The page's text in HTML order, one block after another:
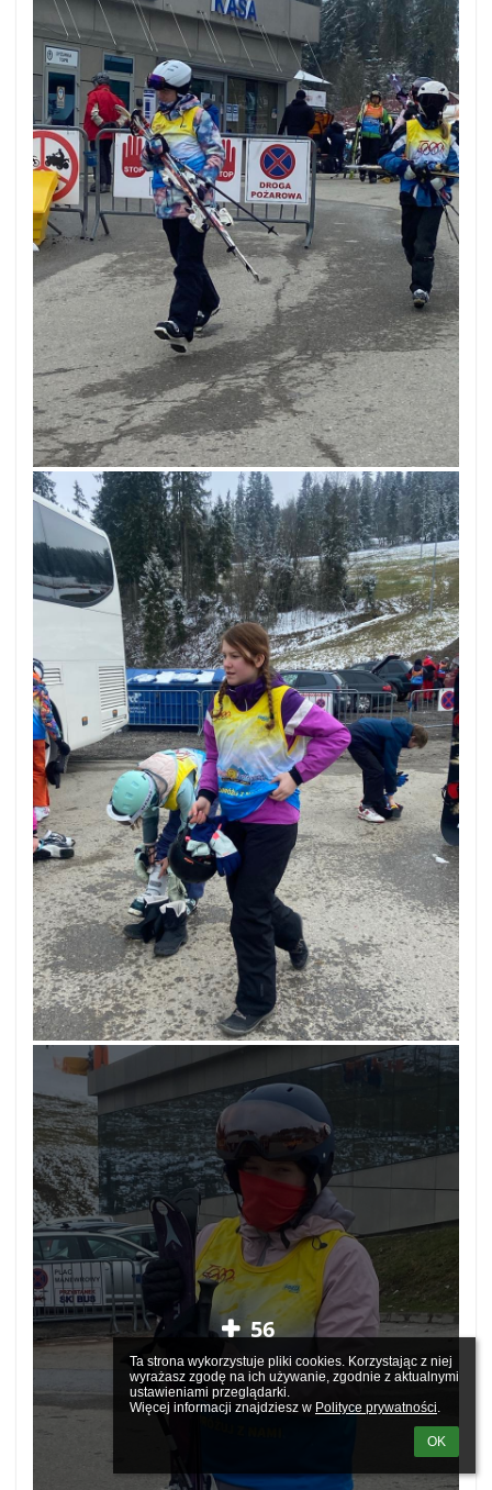
Ta strona wykorzystuje pliki cookies. Korzystając z niej
wyrażasz zgodę na ich używanie, zgodnie z aktualnymi
ustawieniami przeglądarki.
Więcej informacji znajdziesz w Polityce prywatności.
OK
56